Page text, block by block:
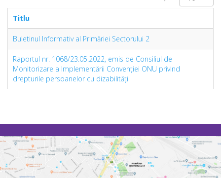
Titlu
Buletinul Informativ al Primăriei Sectorului 2
Raportul nr. 1068/23.05.2022, emis de Consiliul de
Monitorizare a Implementării Convenției ONU privind
drepturile persoanelor cu dizabilități